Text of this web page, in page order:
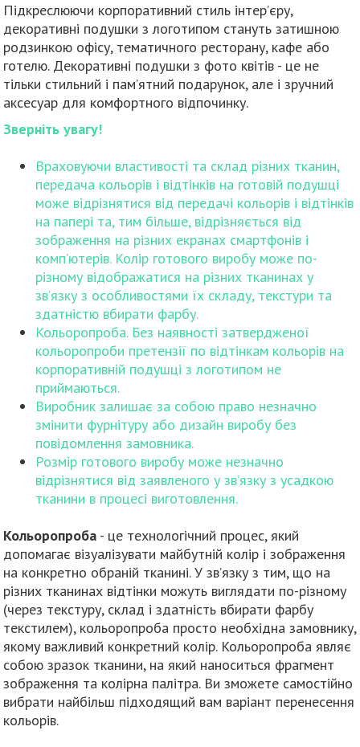
Підкреслюючи корпоративний стиль інтер’єру,
декоративні подушки з логотипом стануть затишною
родзинкою офісу, тематичного ресторану, кафе або
готелю. Декоративні подушки з фото квітів - це не
тільки стильний і пам’ятний подарунок, але і зручний
аксесуар для комфортного відпочинку.
Зверніть увагу!
Враховуючи властивості та склад різних тканин,
передача кольорів і відтінків на готовій подушці
може відрізнятися від передачі кольорів і відтінків
на папері та, тим більше, відрізняється від
зображення на різних екранах смартфонів і
комп’ютерів. Колір готового виробу може по-
різному відображатися на різних тканинах у
зв’язку з особливостями їх складу, текстури та
здатністю вбирати фарбу.
Кольоропроба. Без наявності затвердженої
кольоропроби претензії по відтінкам кольорів на
корпоративній подушці з логотипом не
приймаються.
Виробник залишає за собою право незначно
змінити фурнітуру або дизайн виробу без
повідомлення замовника.
Розмір готового виробу може незначно
відрізнятися від заявленого у зв’язку з усадкою
тканини в процесі виготовлення.
Кольоропроба - це технологічний процес, який
допомагає візуалізувати майбутній колір і зображення
на конкретно обраній тканині. У зв’язку з тим, що на
різних тканинах відтінки можуть виглядати по-різному
(через текстуру, склад і здатність вбирати фарбу
текстилем), кольоропроба просто необхідна замовнику,
якому важливий конкретний колір. Кольоропроба являє
собою зразок тканини, на який наноситься фрагмент
зображення та колірна палітра. Ви зможете самостійно
вибрати найбільш підходящий вам варіант перенесення
кольорів.